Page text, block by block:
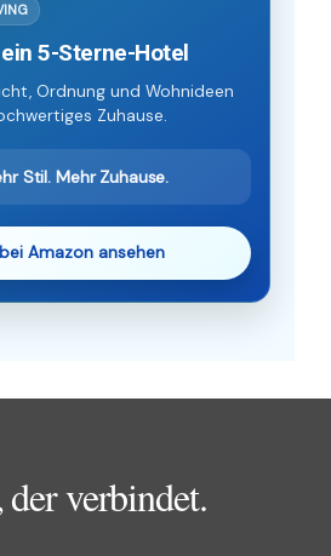
5-Sterne-Hotel
Ordnung und Wohnideen
Zuhause.
Stil. Mehr Zuhause.
Amazon ansehen
verbindet.